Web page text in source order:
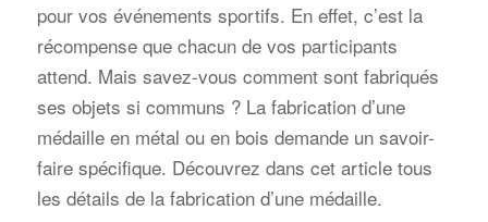
pour vos événements sportifs. En effet, c’est la
récompense que chacun de vos participants
attend. Mais savez-vous comment sont fabriqués
ses objets si communs ? La fabrication d’une
médaille en métal ou en bois demande un savoir-
faire spécifique. Découvrez dans cet article tous
les détails de la fabrication d’une médaille.